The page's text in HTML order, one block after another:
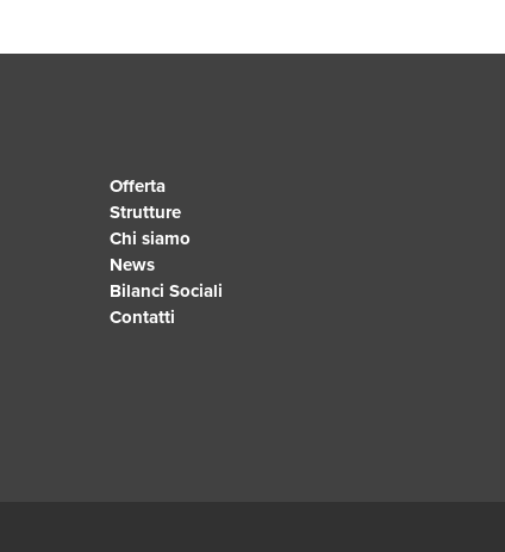
Offerta
Strutture
Chi siamo
News
Bilanci Sociali
Contatti